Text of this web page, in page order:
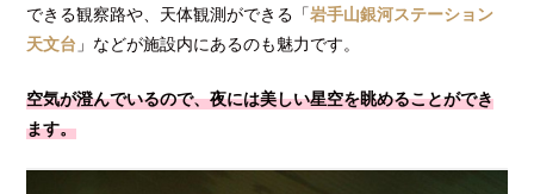
できる観察路や、天体観測ができる「岩手山銀河ステーション
天文台 」などが施設内にあるのも魅力です。
空気が澄んでいるので、夜には美しい星空を眺めることができ
ます。